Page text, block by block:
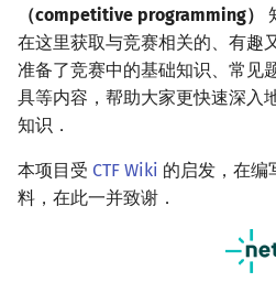
OJ 工具
LaTeX 入门
Git
构造
Alpha–Beta 剪枝
优化
计数 DP
动态 DP
概率 DP
DP 套 DP
后缀数组 (SA)
后缀自动机 (SAM)
后缀平衡树
广义后缀自动机
数论
多项式与生成函数
组合数学
线性代数
ST 表
树状数组
线段树
划分树
斯坦纳树
拆点
连通性相关
环计数问题
平面最近点对
随机增量法
反演变换
计算几何杂项
约瑟夫问题
表达式求值
在一台机器上规划任务
主元素问题
（competitive programming）
在这里获取与竞赛相关的、有趣
准备了竞赛中的基础知识、常见
具等内容，帮助大家更快速深入
知识．
本项目受 CTF Wiki 的启发，在编
料，在此一并致谢．